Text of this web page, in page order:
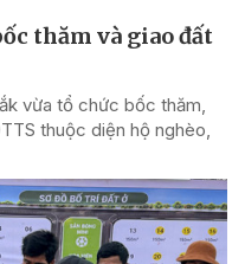
thăm và giao đất
vừa tổ chức bốc thăm,
thuộc diện hộ nghèo,